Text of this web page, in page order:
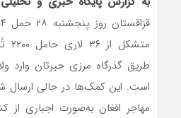
طریق گذرگاه مرزی حیرتان وارد
است. این کمک‌ها در حالی ارسال
مهاجر افغان به‌صورت اجباری از